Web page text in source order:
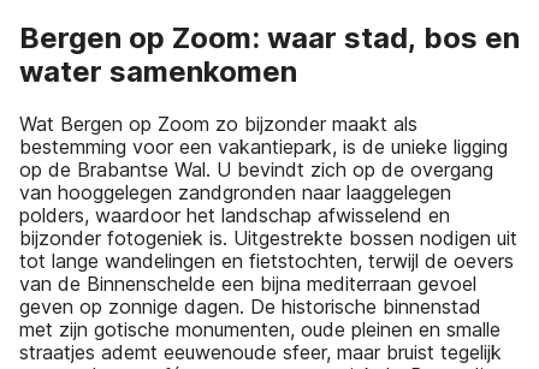
Bergen op Zoom: waar stad, bos en
water samenkomen
Wat Bergen op Zoom zo bijzonder maakt als
bestemming voor een vakantiepark, is de unieke ligging
op de Brabantse Wal. U bevindt zich op de overgang
van hooggelegen zandgronden naar laaggelegen
polders, waardoor het landschap afwisselend en
bijzonder fotogeniek is. Uitgestrekte bossen nodigen uit
tot lange wandelingen en fietstochten, terwijl de oevers
van de Binnenschelde een bijna mediterraan gevoel
geven op zonnige dagen. De historische binnenstad
met zijn gotische monumenten, oude pleinen en smalle
straatjes ademt eeuwenoude sfeer, maar bruist tegelijk